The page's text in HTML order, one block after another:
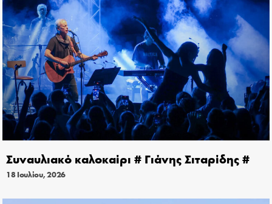
Συναυλιακό καλοκαίρι # Γιάνης Σιταρίδης #
18 Ιουλίου, 2026